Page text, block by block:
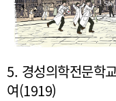
5. 경성의학전문학
여(1919)